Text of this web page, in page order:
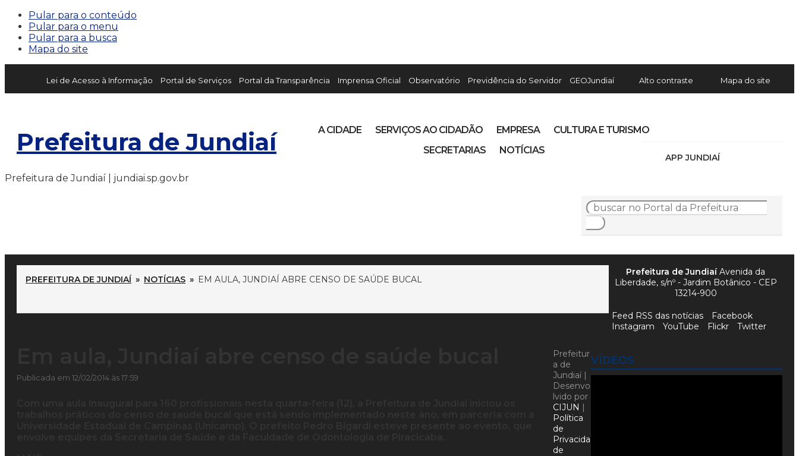
Pular para o conteúdo
Pular para o menu
Pular para a busca
Mapa do site
Lei de Acesso à Informação Portal de Serviços Portal da Transparência Imprensa Oficial Observatório Previdência do Servidor GEOJundiaí Alto contraste Mapa do site
Prefeitura de Jundiaí
APP JUNDIAÍ
A CIDADE SERVIÇOS AO CIDADÃO EMPRESA
CULTURA E TURISMO
SECRETARIAS
NOTÍCIAS
Prefeitura de Jundiaí | jundiai.sp.gov.br
PREFEITURA DE JUNDIAÍ » NOTÍCIAS » EM AULA, JUNDIAÍ ABRE CENSO DE SAÚDE BUCAL
Publicada em 12/02/2014 às 17:59
VÍDEOS
Prefeitura de JundiaíAvenida da
Liberdade, s/nº - Jardim Botânico - CEP
13214-900
Feed RSS das notícias
Facebook
Instagram
YouTube Flickr Twitter
Prefeitur
a de
Jundiaí |
Desenvo
lvido por
CIJUN |
Política
de
Privacida
de